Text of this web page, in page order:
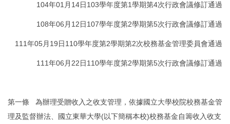
104年01月14日103學年度第1學期第4次行政會議修訂通過
108年06月12日107學年度第2學期第5次行政會議修訂通過
111年05月19日110學年度第2學期第2次校務基金管理委員會通過
111年06月22日110學年度第2學期第5次行政會議修訂通過
第一條 為辦理受贈收入之收支管理，依據國立大學校院校務基金管
理及監督辦法、國立東華大學(以下簡稱本校)校務基金自籌收入收支